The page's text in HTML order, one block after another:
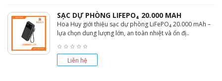
SẠC DỰ PHÒNG LIFEPO₄ 20.000 MAH
Hoa Huy giới thiệu sạc dự phòng LiFePO₄ 20.000 mAh –
lựa chọn dung lượng lớn, an toàn nhiệt và ổn đị..
Liên hệ